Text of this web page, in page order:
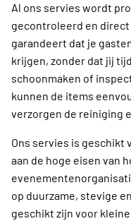
Al ons servies wordt
gecontroleerd en
garandeert dat je
krijgen, zonder dat jij
schoonmaken of
kunnen de items
verzorgen de reiniging
Ons servies is
aan de hoge eisen van
op duurzame, stevige
geschikt zijn voor